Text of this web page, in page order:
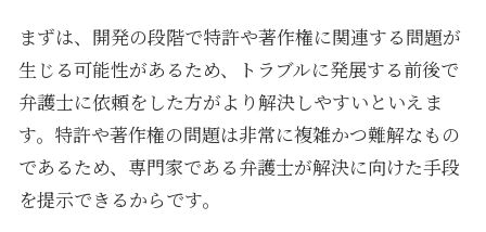
まずは、開発の段階で特許や著作権に関連する問題が
生じる可能性があるため、トラブルに発展する前後で
弁護士に依頼をした方がより解決しやすいといえま
す。特許や著作権の問題は非常に複雑かつ難解なもの
であるため、専門家である弁護士が解決に向けた手段
を提示できるからです。